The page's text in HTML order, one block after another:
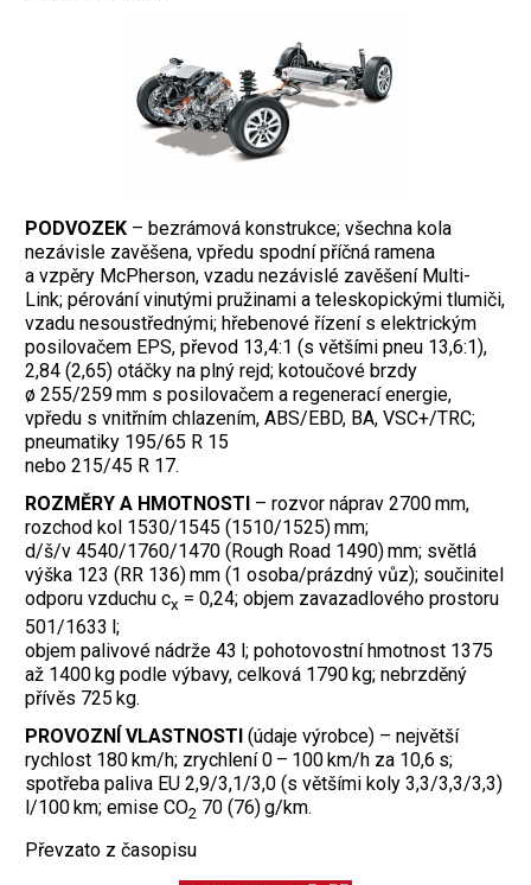
PODVOZEK – bezrámová konstrukce; všechna kola
nezávisle zavěšena, vpředu spodní příčná ramena
a vzpěry McPherson, vzadu nezávislé zavěšení Multi-
Link; pérování vinutými pružinami a teleskopickými tlumiči,
vzadu nesoustřednými; hřebenové řízení s elektrickým
posilovačem EPS, převod 13,4:1 (s většími pneu 13,6:1),
2,84 (2,65) otáčky na plný rejd; kotoučové brzdy
ø 255/259 mm s posilovačem a regenerací energie,
vpředu s vnitřním chlazením, ABS/EBD, BA, VSC+/TRC;
pneumatiky 195/65 R 15
nebo 215/45 R 17.
ROZMĚRY A HMOTNOSTI – rozvor náprav 2700 mm,
rozchod kol 1530/1545 (1510/1525) mm;
d/š/v 4540/1760/1470 (Rough Road 1490) mm; světlá
výška 123 (RR 136) mm (1 osoba/prázdný vůz); součinitel
odporu vzduchu cx = 0,24; objem zavazadlového prostoru
501/1633 l;
objem palivové nádrže 43 l; pohotovostní hmotnost 1375
až 1400 kg podle výbavy, celková 1790 kg; nebrzděný
přívěs 725 kg.
PROVOZNÍ VLASTNOSTI (údaje výrobce) – největší
rychlost 180 km/h; zrychlení 0 – 100 km/h za 10,6 s;
spotřeba paliva EU 2,9/3,1/3,0 (s většími koly 3,3/3,3/3,3)
l/100 km; emise CO2 70 (76) g/km.
Převzato z časopisu